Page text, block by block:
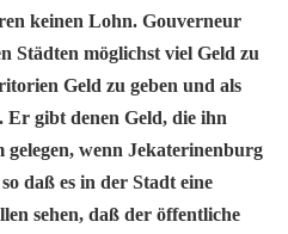
keinen Lohn. Gouverneur
Städten möglichst viel Geld zu
Geld zu geben und als
Er gibt denen Geld, die ihn
wenn Jekaterinenburg
daß es in der Stadt eine
sehen, daß der öffentliche